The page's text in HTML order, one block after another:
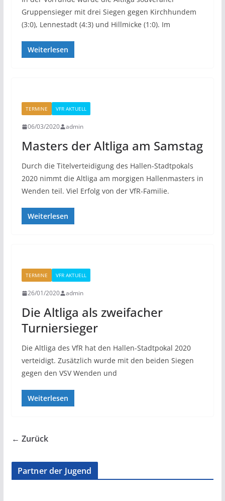
Gruppensieger mit drei Siegen gegen Kirchhundem
(3:0), Lennestadt (4:3) und Hillmicke (1:0). Im
Weiterlesen
TERMINE VFR AKTUELL
06/03/2020 admin
Masters der Altliga am Samstag
Durch die Titelverteidigung des Hallen-Stadtpokals
2020 nimmt die Altliga am morgigen Hallenmasters in
Wenden teil. Viel Erfolg von der VfR-Familie.
Weiterlesen
TERMINE VFR AKTUELL
26/01/2020 admin
Die Altliga als zweifacher
Turniersieger
Die Altliga des VfR hat den Hallen-Stadtpokal 2020
verteidigt. Zusätzlich wurde mit den beiden Siegen
gegen den VSV Wenden und
Weiterlesen
← Zurück
Partner der Jugend